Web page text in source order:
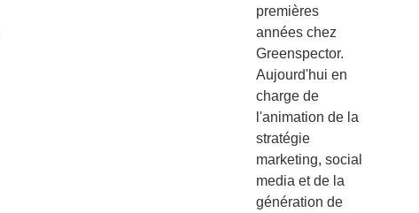
premières
années chez
Greenspector.
Aujourd'hui en
charge de
l'animation de la
stratégie
marketing, social
media et de la
génération de